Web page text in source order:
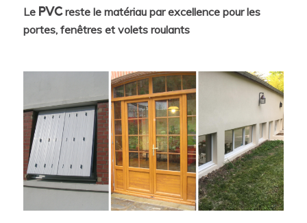
Le PVCreste le matériau par excellence pour les
portes, fenêtres et volets roulants